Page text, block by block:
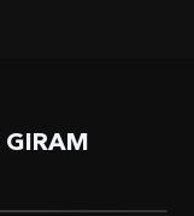
GIRAM